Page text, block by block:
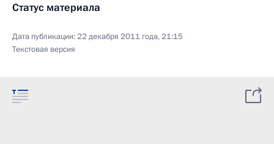
Статус материала
Дата публикации:22 декабря 2011 года, 21:15
Текстовая версия